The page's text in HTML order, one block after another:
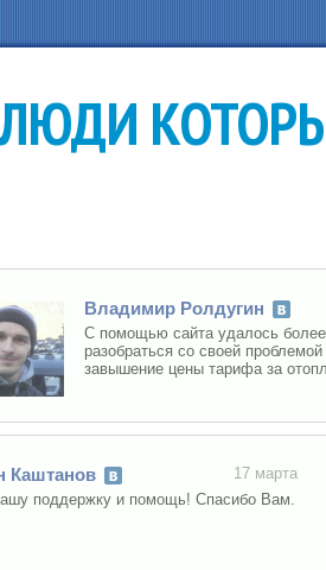
Владимир Ролдугин
С помощью сайта удалось более
разобраться со своей проблемой
завышение цены тарифа за
17 марта
и помощь! Спасибо Вам.